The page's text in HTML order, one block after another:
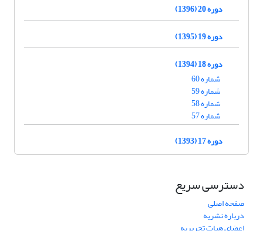
دوره 20 (1396)
دوره 19 (1395)
دوره 18 (1394)
شماره 60
شماره 59
شماره 58
شماره 57
دوره 17 (1393)
دسترسی سریع
صفحه اصلی
درباره نشریه
اعضای هیات تحریریه